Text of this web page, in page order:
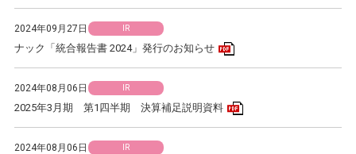
2024年09月27日 IR
ナック「統合報告書 2024」発行のお知らせ
2024年08月06日 IR
2025年3月期 第1四半期 決算補足説明資料
2024年08月06日 IR